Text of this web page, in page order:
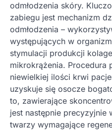
odmłodzenia skóry.
zabiegu jest mechanizm
odmłodzenia –
występujących w
stymulacji produkcji
mikrokrążenia. Procedura
niewielkiej ilości krwi
uzyskuje się osocze
to, zawierające
jest następnie precyzyjnie
twarzy wymagające